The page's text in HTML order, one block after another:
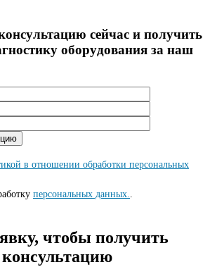
сейчас и полyчить
оборyдования за наш
в отношении обработки персональных
персональных данных..
чтобы получить